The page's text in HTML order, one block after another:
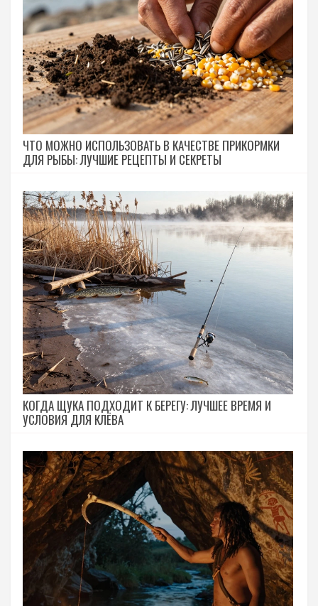
ЧТО МОЖНО ИСПОЛЬЗОВАТЬ В КАЧЕСТВЕ ПРИКОРМКИ
ДЛЯ РЫБЫ: ЛУЧШИЕ РЕЦЕПТЫ И СЕКРЕТЫ
КОГДА ЩУКА ПОДХОДИТ К БЕРЕГУ: ЛУЧШЕЕ ВРЕМЯ И
УСЛОВИЯ ДЛЯ КЛЁВА